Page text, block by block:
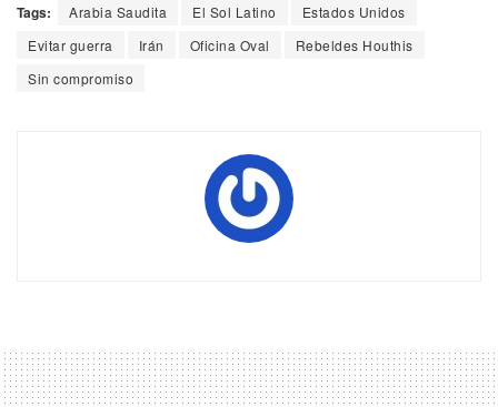
Tags: Arabia Saudita El Sol Latino
Estados Unidos
Evitar guerra
Irán Oficina Oval
Rebeldes Houthis
Sin compromiso